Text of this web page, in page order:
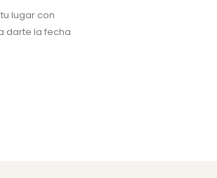
lugar con
darte la fecha